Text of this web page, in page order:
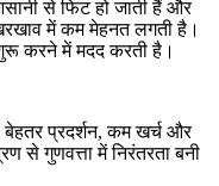
से फिट हो जाती हैं और
में कम मेहनत लगती है।
करने में मदद करती है।
प्रदर्शन, कम खर्च और
से गुणवत्ता में निरंतरता बनी